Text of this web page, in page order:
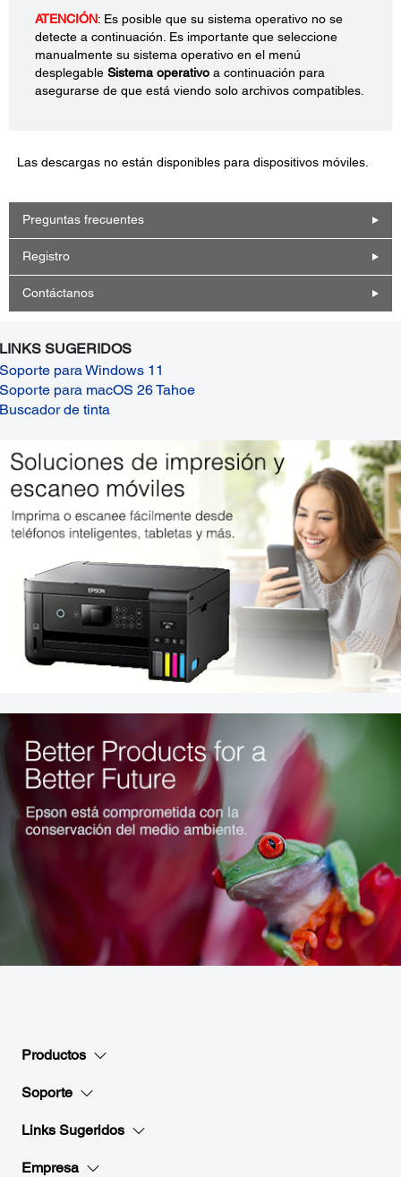
ATENCIÓN: Es posible que su sistema operativo no se
detecte a continuación. Es importante que seleccione
manualmente su sistema operativo en el menú
desplegable Sistema operativo a continuación para
asegurarse de que está viendo solo archivos compatibles.
Las descargas no están disponibles para dispositivos móviles.
Preguntas frecuentes
Registro
Contáctanos
LINKS SUGERIDOS
Soporte para Windows 11
Soporte para macOS 26 Tahoe
Buscador de tinta
Productos
Soporte
Links Sugeridos
Empresa